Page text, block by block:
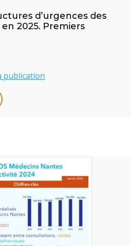
d’urgences des
2025. Premiers
publication